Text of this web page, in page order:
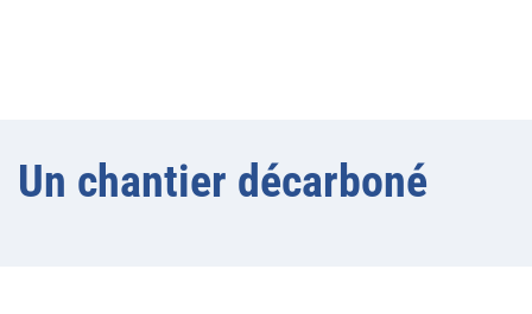
Un chantier décarboné